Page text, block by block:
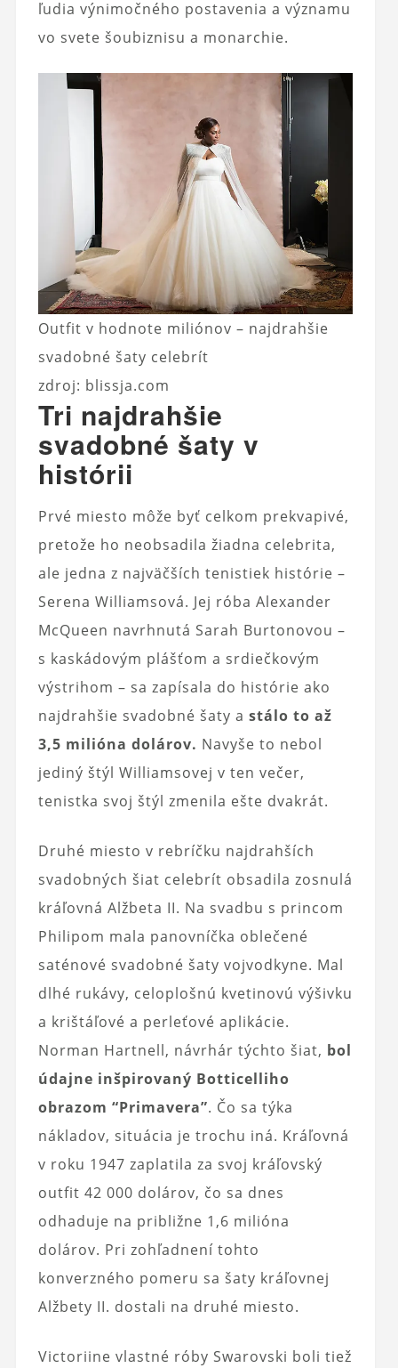
ľudia výnimočného postavenia a významu
vo svete šoubiznisu a monarchie.
Outfit v hodnote miliónov – najdrahšie
svadobné šaty celebrít
zdroj: blissja.com
Tri najdrahšie
svadobné šaty v
histórii
Prvé miesto môže byť celkom prekvapivé,
pretože ho neobsadila žiadna celebrita,
ale jedna z najväčších tenistiek histórie –
Serena Williamsová. Jej róba Alexander
McQueen navrhnutá Sarah Burtonovou –
s kaskádovým plášťom a srdiečkovým
výstrihom – sa zapísala do histórie ako
najdrahšie svadobné šaty a stálo to až
3,5 milióna dolárov. Navyše to nebol
jediný štýl Williamsovej v ten večer,
tenistka svoj štýl zmenila ešte dvakrát.
Druhé miesto v rebríčku najdrahších
svadobných šiat celebrít obsadila zosnulá
kráľovná Alžbeta II. Na svadbu s princom
Philipom mala panovníčka oblečené
saténové svadobné šaty vojvodkyne. Mal
dlhé rukávy, celoplošnú kvetinovú výšivku
a krištáľové a perleťové aplikácie.
Norman Hartnell, návrhár týchto šiat, bol
údajne inšpirovaný Botticelliho
obrazom “Primavera”. Čo sa týka
nákladov, situácia je trochu iná. Kráľovná
v roku 1947 zaplatila za svoj kráľovský
outfit 42 000 dolárov, čo sa dnes
odhaduje na približne 1,6 milióna
dolárov. Pri zohľadnení tohto
konverzného pomeru sa šaty kráľovnej
Alžbety II. dostali na druhé miesto.
Victoriine vlastné róby Swarovski boli tiež